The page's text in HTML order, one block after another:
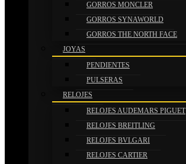
GORROS MONCLER
GORROS SYNAWORLD
GORROS THE NORTH FACE
JOYAS
PENDIENTES
PULSERAS
RELOJES
RELOJES AUDEMARS PIGUET
RELOJES BREITLING
RELOJES BVLGARI
RELOJES CARTIER